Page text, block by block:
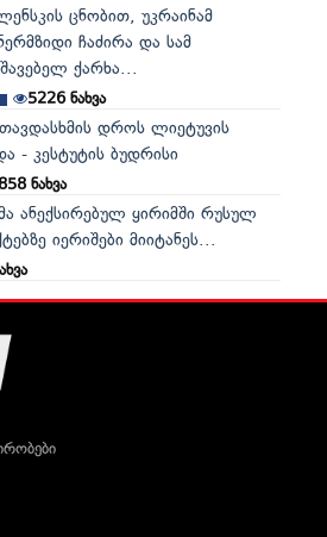
ცნობით, უკრაინამ
ჩაძირა და სამ
ქარხა...
5226ნახვა
დროს ლიეტუვის
- კესტუტის ბუდრისი
ნახვა
ანექსირებულ ყირიმში რუსულ
იერიშები მიიტანეს...